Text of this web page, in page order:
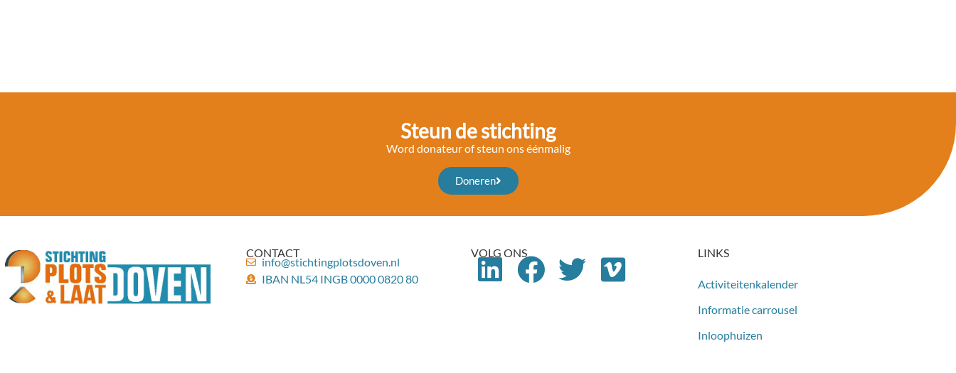
Steun de stichting
Word donateur of steun ons éénmalig
Doneren
CONTACT
info@stichtingplotsdoven.nl
IBAN NL54 INGB 0000 0820 80
VOLG ONS LINKS
Activiteitenkalender
Informatie carrousel
Inloophuizen